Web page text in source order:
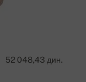
52 048,43 дин.